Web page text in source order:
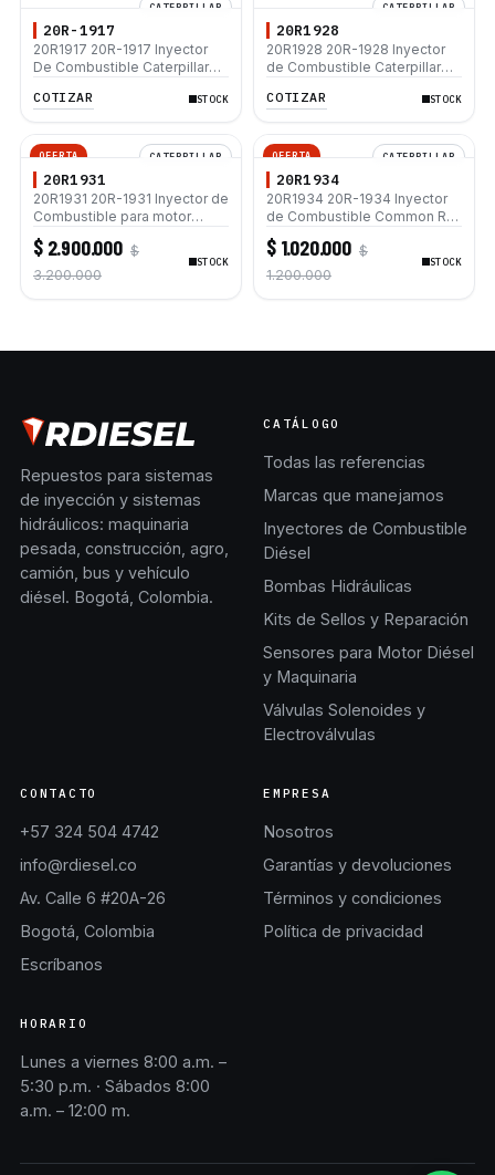
CATERPILLAR
20R-1917
20R1917 20R-1917 Inyector
De Combustible Caterpillar®
160M 637G M330D
COTIZAR STOCK
CATERPILLAR
20R1928
20R1928 20R-1928 Inyector
de Combustible Caterpillar®
325B
COTIZAR STOCK
OFERTA CATERPILLAR
20R1931
20R1931 20R-1931 Inyector de
Combustible para motor
Caterpillar C9 Excavadora
330C 330C L 12H 627G 637G
$ 2.900.000 $
3.200.000
STOCK
OFERTA CATERPILLAR
20R1934
20R1934 20R-1934 Inyector
de Combustible Common Rail
para motor Caterpillar C4.2
C6.4 Excavadora 312D 320D
$ 1.020.000 $
1.200.000
STOCK
Repuestos para sistemas
de inyección y sistemas
hidráulicos: maquinaria
pesada, construcción, agro,
camión, bus y vehículo
diésel. Bogotá, Colombia.
CATÁLOGO
Todas las referencias
Marcas que manejamos
Inyectores de Combustible
Diésel
Bombas Hidráulicas
Kits de Sellos y Reparación
Sensores para Motor Diésel
y Maquinaria
Válvulas Solenoides y
Electroválvulas
CONTACTO
+57 324 504 4742
info@rdiesel.co
Av. Calle 6 #20A-26
Bogotá, Colombia
Escríbanos
EMPRESA
Nosotros
Garantías y devoluciones
Términos y condiciones
Política de privacidad
HORARIO
Lunes a viernes 8:00 a.m. –
5:30 p.m. · Sábados 8:00
a.m. – 12:00 m.